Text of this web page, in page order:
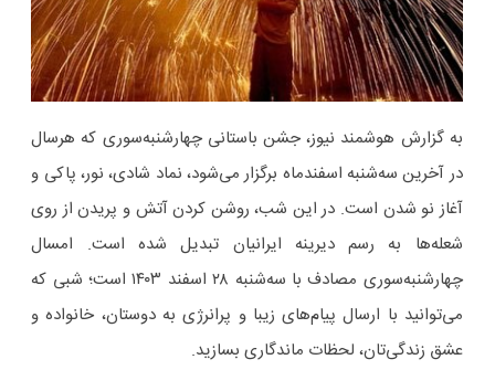
به گزارش هوشمند نیوز، جشن باستانی چهارشنبه‌سوری که هرسال
در آخرین سه‌شنبه اسفندماه برگزار می‌شود، نماد شادی، نور، پاکی و
آغاز نو شدن است. در این شب، روشن کردن آتش و پریدن از روی
شعله‌ها به رسم دیرینه ایرانیان تبدیل شده است. امسال
چهارشنبه‌سوری مصادف با سه‌شنبه ۲۸ اسفند ۱۴۰۳ است؛ شبی که
می‌توانید با ارسال پیام‌های زیبا و پرانرژی به دوستان، خانواده و
عشق زندگی‌تان، لحظات ماندگاری بسازید.